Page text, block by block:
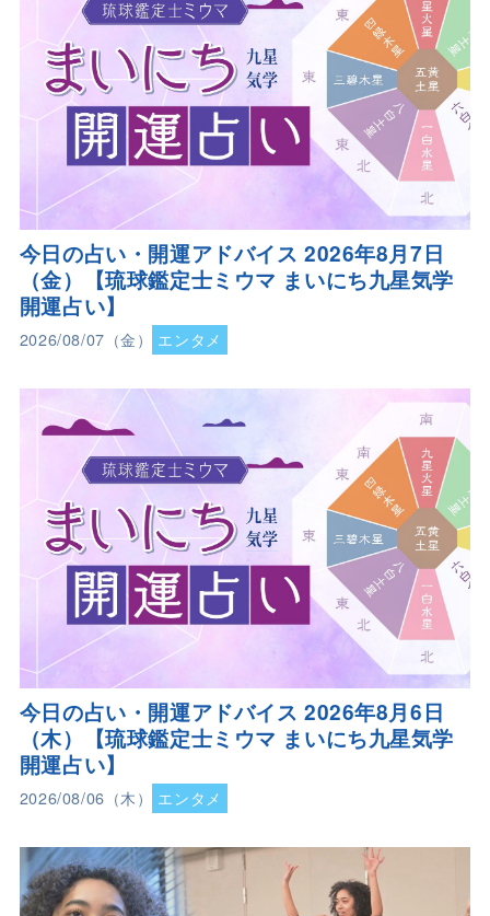
今日の占い・開運アドバイス 2026年8月7日
（金）【琉球鑑定士ミウマ まいにち九星気学
開運占い】
2026/08/07（金） エンタメ
今日の占い・開運アドバイス 2026年8月6日
（木）【琉球鑑定士ミウマ まいにち九星気学
開運占い】
2026/08/06（木） エンタメ